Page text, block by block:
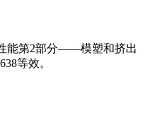
能第2部分——模塑和挤出
等效。